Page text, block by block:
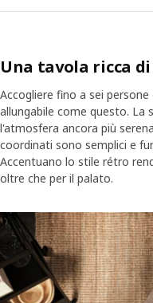
Una tavola ricca
Accogliere fino a sei
allungabile come questo. La
l'atmosfera ancora più
coordinati sono semplici e
Accentuano lo stile rétro
oltre che per il palato.